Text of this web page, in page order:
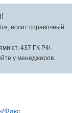
носит справочный
ст. 437 ГК РФ.
у менеджеров.
Факс